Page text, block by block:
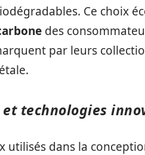
Ce choix
des
par leurs
technologies
utilisés dans la